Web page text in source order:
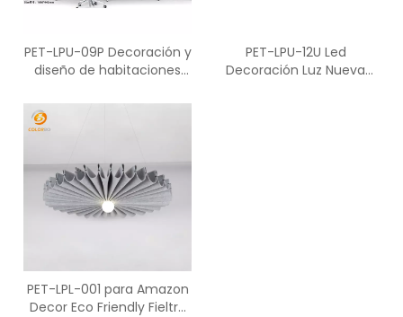
PET-LPU-09P Decoración y
diseño de habitaciones
araña moderna
PET-LPU-12U Led
Decoración Luz Nueva
PET-LPL-001 para Amazon
Decor Eco Friendly Fieltro